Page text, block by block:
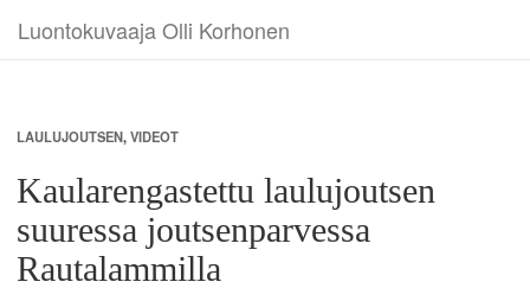
Luontokuvaaja Olli Korhonen
LAULUJOUTSEN,VIDEOT
Kaularengastettu laulujoutsen
suuressa joutsenparvessa
Rautalammilla